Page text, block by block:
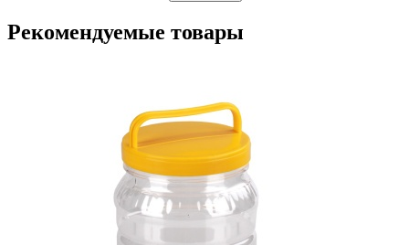
Рекомендуемые товары